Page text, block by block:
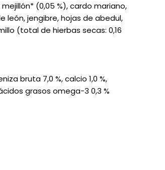
(0,05 %), cardo mariano,
jengibre, hojas de abedul,
(total de hierbas secas: 0,16
bruta 7,0 %, calcio 1,0 %,
grasos omega-3 0,3 %